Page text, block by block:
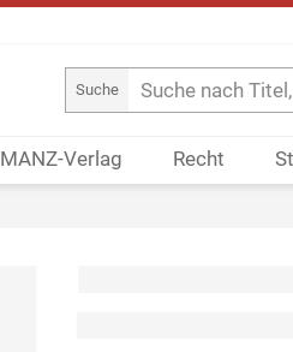
Suche
MANZ-Verlag Recht